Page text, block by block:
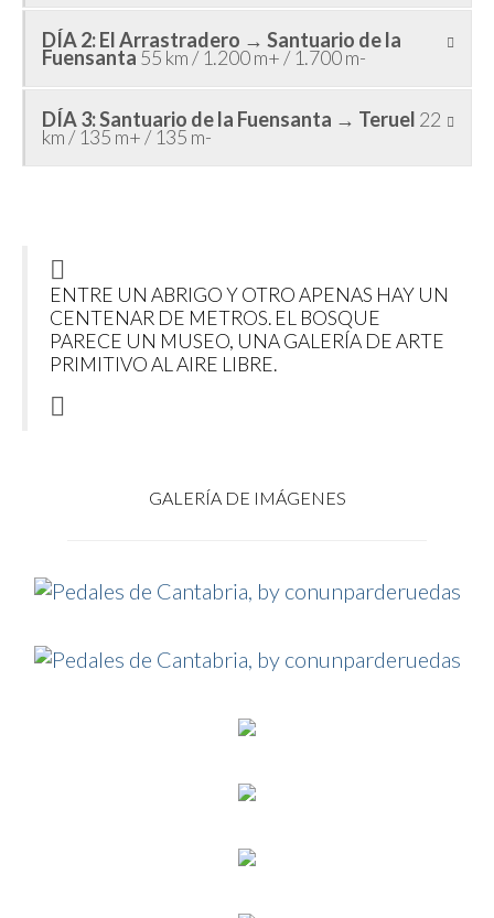
DÍA 2: El Arrastradero → Santuario de la
Fuensanta 55 km / 1.200 m+ / 1.700 m-
DÍA 3: Santuario de la Fuensanta → Teruel 22
km / 135 m+ / 135 m-
ENTRE UN ABRIGO Y OTRO APENAS HAY UN
CENTENAR DE METROS. EL BOSQUE
PARECE UN MUSEO, UNA GALERÍA DE ARTE
PRIMITIVO AL AIRE LIBRE.
GALERÍA DE IMÁGENES